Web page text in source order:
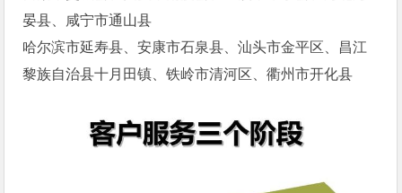
晏县、咸宁市通山县
哈尔滨市延寿县、安康市石泉县、汕头市金平区、昌江
黎族自治县十月田镇、铁岭市清河区、衢州市开化县